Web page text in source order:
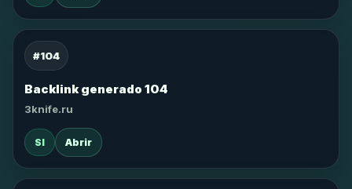
#104
Backlink generado 104
3knife.ru
SI Abrir